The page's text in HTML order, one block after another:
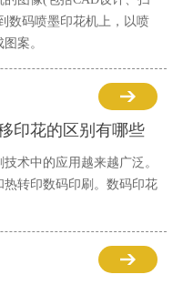
数码喷墨印花机上，以喷
案。
印花的区别有哪些
术中的应用越来越广泛。
转印数码印刷。数码印花